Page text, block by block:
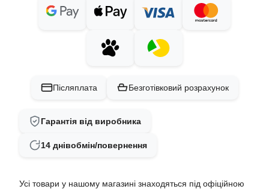
Післяплата Безготівковий розрахунок
Гарантія від виробника
14 днівобмін/повернення
Усі товари у нашому магазині знаходяться під офіційною